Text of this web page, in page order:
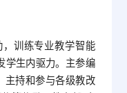
训练专业教学智能
学生内驱力。主参编
主持和参与各级教改